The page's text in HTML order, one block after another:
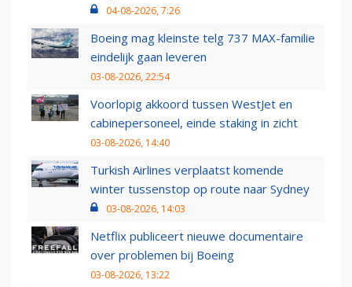
04-08-2026, 7:26
Boeing mag kleinste telg 737 MAX-familie
eindelijk gaan leveren
03-08-2026, 22:54
Voorlopig akkoord tussen WestJet en
cabinepersoneel, einde staking in zicht
03-08-2026, 14:40
Turkish Airlines verplaatst komende
winter tussenstop op route naar Sydney
03-08-2026, 14:03
Netflix publiceert nieuwe documentaire
over problemen bij Boeing
03-08-2026, 13:22